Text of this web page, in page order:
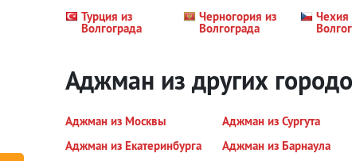
Турция из
Волгограда
Черногория из
Волгограда
Чехия
Аджман из других
Аджман из Москвы Аджман из Сургута
Аджман из Екатеринбурга
Аджман из Барнаула